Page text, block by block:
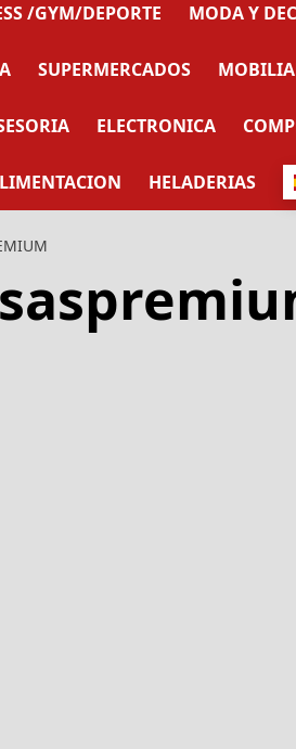
/GYM/DEPORTE MODA Y
SUPERMERCADOS
ELECTRONICA
HELADERIAS